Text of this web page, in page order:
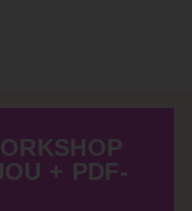
+ PDF-